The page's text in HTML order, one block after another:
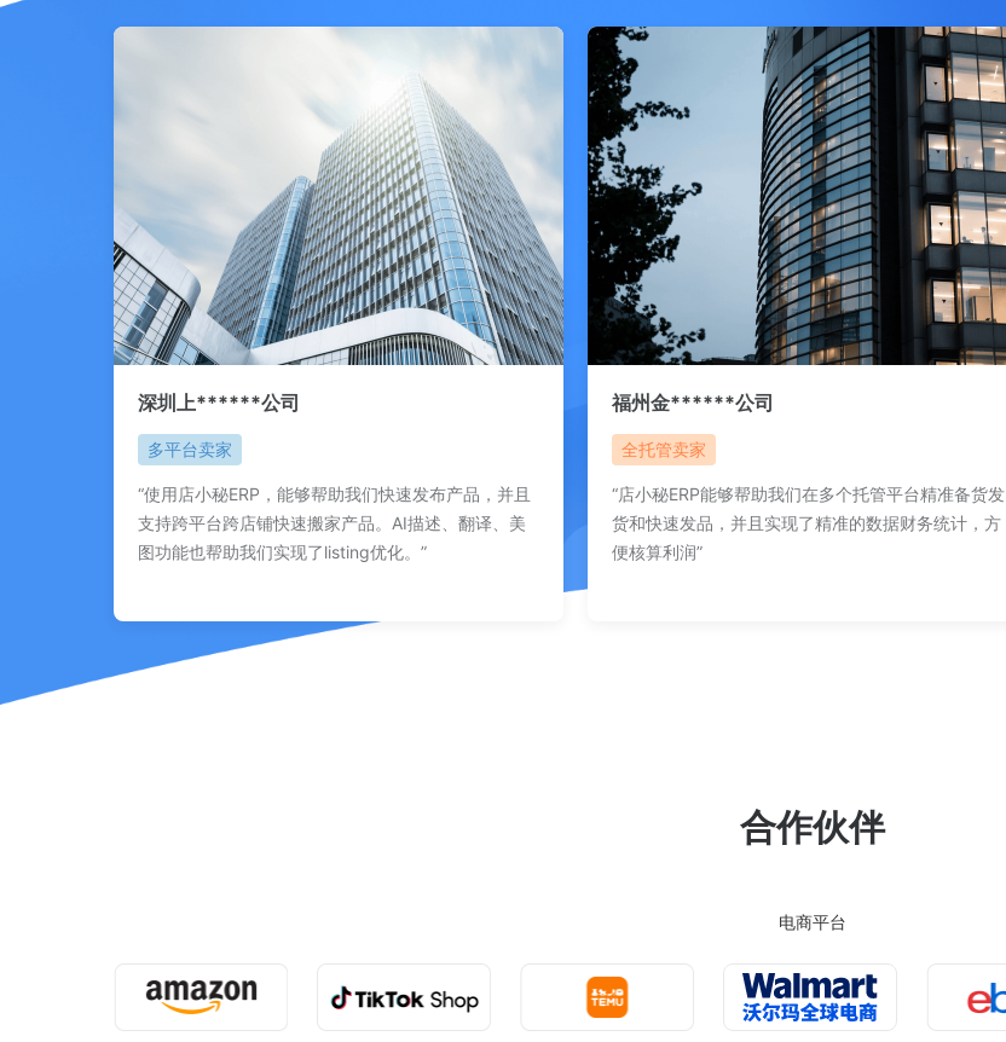
深圳上******公司
多平台卖家
“使用店小秘ERP，能够帮助我们快速发布产品，并且
支持跨平台跨店铺快速搬家产品。AI描述、翻译、美
图功能也帮助我们实现了listing优化。”
福州金******公司
全托管卖家
“店小秘ERP能够帮助我们在多个托管平台精准备货发
货和快速发品，并且实现了精准的数据财务统计，方
便核算利润”
合作伙伴
电商平台